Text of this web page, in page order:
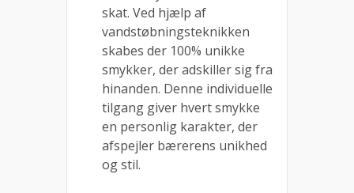
skat. Ved hjælp af
vandstøbningsteknikken
skabes der 100% unikke
smykker, der adskiller sig fra
hinanden. Denne individuelle
tilgang giver hvert smykke
en personlig karakter, der
afspejler bærerens unikhed
og stil.